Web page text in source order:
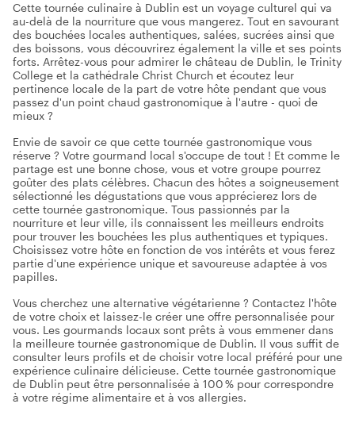
Cette tournée culinaire à Dublin est un voyage culturel qui va
au-delà de la nourriture que vous mangerez. Tout en savourant
des bouchées locales authentiques, salées, sucrées ainsi que
des boissons, vous découvrirez également la ville et ses points
forts. Arrêtez-vous pour admirer le château de Dublin, le Trinity
College et la cathédrale Christ Church et écoutez leur
pertinence locale de la part de votre hôte pendant que vous
passez d'un point chaud gastronomique à l'autre - quoi de
mieux ?
Envie de savoir ce que cette tournée gastronomique vous
réserve ? Votre gourmand local s'occupe de tout ! Et comme le
partage est une bonne chose, vous et votre groupe pourrez
goûter des plats célèbres. Chacun des hôtes a soigneusement
sélectionné les dégustations que vous apprécierez lors de
cette tournée gastronomique. Tous passionnés par la
nourriture et leur ville, ils connaissent les meilleurs endroits
pour trouver les bouchées les plus authentiques et typiques.
Choisissez votre hôte en fonction de vos intérêts et vous ferez
partie d'une expérience unique et savoureuse adaptée à vos
papilles.
Vous cherchez une alternative végétarienne ? Contactez l'hôte
de votre choix et laissez-le créer une offre personnalisée pour
vous. Les gourmands locaux sont prêts à vous emmener dans
la meilleure tournée gastronomique de Dublin. Il vous suffit de
consulter leurs profils et de choisir votre local préféré pour une
expérience culinaire délicieuse. Cette tournée gastronomique
de Dublin peut être personnalisée à 100 % pour correspondre
à votre régime alimentaire et à vos allergies.